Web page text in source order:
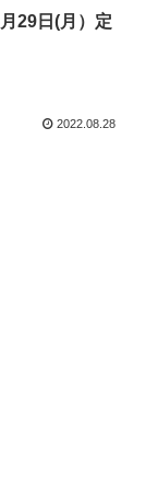
29日(月）定
2022.08.28